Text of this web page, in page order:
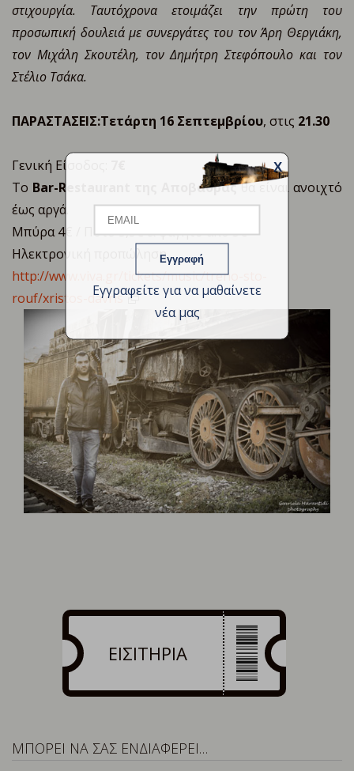
X
Name
Εγγραφείτε για να μαθαίνετε
νέα μας
στιχουργία. Ταυτόχρονα ετοιμάζει την πρώτη του
προσωπική δουλειά με συνεργάτες του τον Άρη Θεργιάκη,
τον Μιχάλη Σκουτέλη, τον Δημήτρη Στεφόπουλο και τον
Στέλιο Τσάκα.
ΠΑΡΑΣΤΑΣΕΙΣ:Τετάρτη 16 Σεπτεμβρίου, στις 21.30
Γενική Είσοδος:
Το Bar-Restaurant της Αποβάθραςθα είναι ανοιχτό
έως αργά.
Μπύρα 4€ / Ποτό 5,5€ & φαγητό από 5€
Ηλεκτρονική προπώληση
http://www.viva.gr/tickets/music/treno-sto-
rouf/xristos-davris
ΕΙΣΙΤΗΡΙΑ
ΜΠΟΡΕΙ ΝΑ ΣΑΣ ΕΝΔΙΑΦΕΡΕΙ…